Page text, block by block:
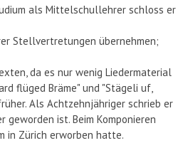
als Mittelschullehrer schloss er
Stellvertretungen übernehmen;
da es nur wenig Liedermaterial
flüged Bräme" und "Stägeli uf,
Als Achtzehnjähriger schrieb er
geworden ist. Beim Komponieren
in Zürich erworben hatte.